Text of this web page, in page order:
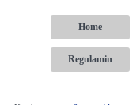
Home
Regulamin